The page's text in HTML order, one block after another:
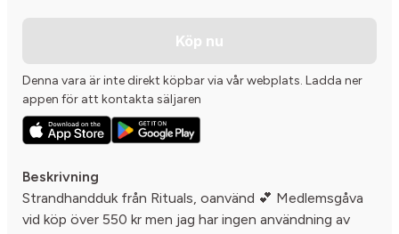
Köp nu
Denna vara är inte direkt köpbar via vår webplats. Ladda ner
appen för att kontakta säljaren
Beskrivning
Strandhandduk från Rituals, oanvänd 💕 Medlemsgåva
vid köp över 550 kr men jag har ingen användning av